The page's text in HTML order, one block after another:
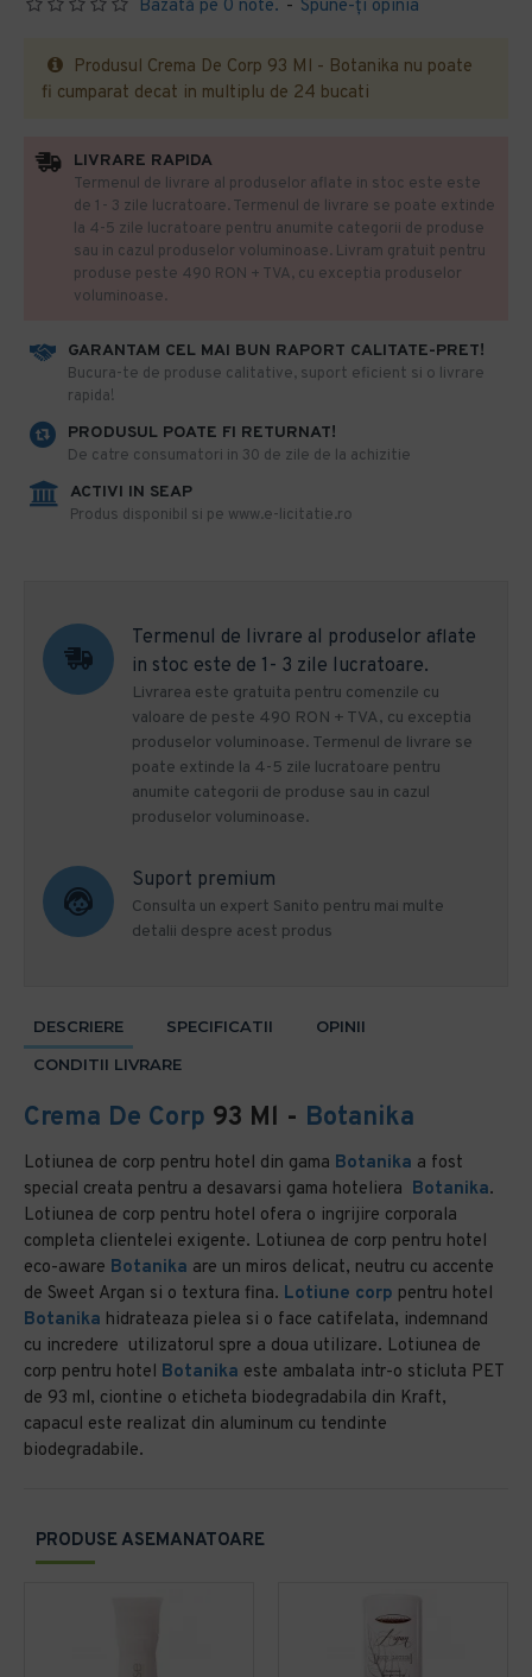
Bazată pe 0 note. - Spune-ţi opinia
Produsul Crema De Corp 93 Ml - Botanika nu poate
fi cumparat decat in multiplu de 24 bucati
GARANTAM CEL MAI BUN RAPORT CALITATE-PRET!
​Bucura-te de produse calitative, suport eficient si o livrare
rapida!
PRODUSUL POATE FI RETURNAT!
De catre consumatori in 30 de zile de la achizitie
ACTIVI IN SEAP
Produs disponibil si pe www.e-licitatie.ro
LIVRARE RAPIDA
Termenul de livrare al produselor aflate in stoc este este
de 1- 3 zile lucratoare. Termenul de livrare se poate extinde
la 4-5 zile lucratoare pentru anumite categorii de produse
sau in cazul produselor voluminoase. Livram gratuit pentru
produse peste 490 RON + TVA, cu exceptia produselor
voluminoase.
Termenul de livrare al produselor aflate
in stoc este de 1- 3 zile lucratoare.
Livrarea este gratuita pentru comenzile cu
valoare de peste 490 RON + TVA, cu exceptia
produselor voluminoase. Termenul de livrare se
poate extinde la 4-5 zile lucratoare pentru
anumite categorii de produse sau in cazul
produselor voluminoase.
Suport premium
Consulta un expert Sanito pentru mai multe
detalii despre acest produs
PRODUSE ASEMANATOARE
DESCRIERE SPECIFICATII
OPINII
CONDITII LIVRARE
Crema De Corp 93 Ml - Botanika
Lotiunea de corp pentru hotel din gama Botanika a fost
special creata pentru a desavarsi gama hoteliera Botanika.
Lotiunea de corp pentru hotel ofera o ingrijire corporala
completa clientelei exigente. Lotiunea de corp pentru hotel
eco-aware Botanika are un miros delicat, neutru cu accente
de Sweet Argan si o textura fina. Lotiune corp pentru hotel
Botanika hidrateaza pielea si o face catifelata, indemnand
cu incredere utilizatorul spre a doua utilizare. Lotiunea de
corp pentru hotel Botanika este ambalata intr-o sticluta PET
de 93 ml, ciontine o eticheta biodegradabila din Kraft,
capacul este realizat din aluminum cu tendinte
biodegradabile.